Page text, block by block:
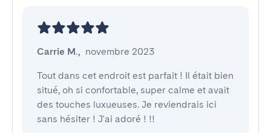
Carrie M., novembre 2023
Tout dans cet endroit est parfait ! Il était bien
situé, oh si confortable, super calme et avait
des touches luxueuses. Je reviendrais ici
sans hésiter ! J'ai adoré ! !!